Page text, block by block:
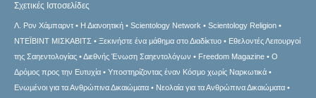
Σχετικές Ιστοσελίδες
Λ. Ρον Χάμπαρντ Η Διανοητική Scientology Network
Scientology Religion
ΝΤΕΪΒΙΝΤ ΜΙΣΚAΒΙΤΣ
Ξεκινήστε ένα μάθημα στο Διαδίκτυο
Εθελοντές Λειτουργοί
της Σαηεντολογίας
Διεθνής Ένωση Σαηεντολόγων Freedom Magazine
Ο
Δρόμος προς την Ευτυχία
Υποστηρίζοντας έναν Κόσμο χωρίς Ναρκωτικά
Ενωµένοι για τα Ανθρώπινα Δικαιώµατα
Νεολαία για τα Ανθρώπινα Δικαιώματα